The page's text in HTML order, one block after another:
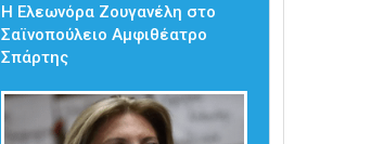
Η Ελεωνόρα Ζουγανέλη στο
Σαϊνοπούλειο Αμφιθέατρο
Σπάρτης